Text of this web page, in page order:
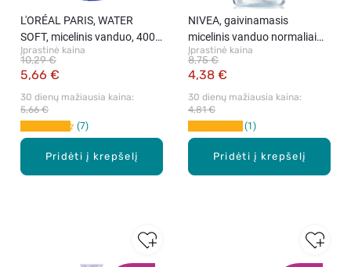
Pridėti į krepšelį
L′ORÉAL PARIS, WATER
SOFT, micelinis vanduo, 400
ml
Įprastinė kaina
5,66 €
10,29 €
30 dienų mažiausia kaina:
5,66 €
7
Pridėti į krepšelį
NIVEA, gaivinamasis
micelinis vanduo normaliai
odai, 400 ml.
Įprastinė kaina
4,38 €
8,75 €
30 dienų mažiausia kaina:
4,81 €
1